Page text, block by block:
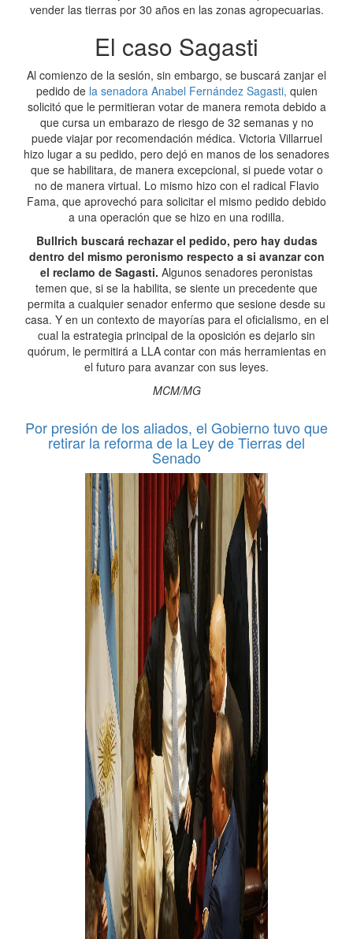
vender las tierras por 30 años en las zonas agropecuarias.
El caso Sagasti
Al comienzo de la sesión, sin embargo, se buscará zanjar el
pedido de la senadora Anabel Fernández Sagasti, quien
solicitó que le permitieran votar de manera remota debido a
que cursa un embarazo de riesgo de 32 semanas y no
puede viajar por recomendación médica. Victoria Villarruel
hizo lugar a su pedido, pero dejó en manos de los senadores
que se habilitara, de manera excepcional, si puede votar o
no de manera virtual. Lo mismo hizo con el radical Flavio
Fama, que aprovechó para solicitar el mismo pedido debido
a una operación que se hizo en una rodilla.
Bullrich buscará rechazar el pedido, pero hay dudas
dentro del mismo peronismo respecto a si avanzar con
el reclamo de Sagasti. Algunos senadores peronistas
temen que, si se la habilita, se siente un precedente que
permita a cualquier senador enfermo que sesione desde su
casa. Y en un contexto de mayorías para el oficialismo, en el
cual la estrategia principal de la oposición es dejarlo sin
quórum, le permitirá a LLA contar con más herramientas en
el futuro para avanzar con sus leyes.
MCM/MG
Por presión de los aliados, el Gobierno tuvo que
retirar la reforma de la Ley de Tierras del
Senado